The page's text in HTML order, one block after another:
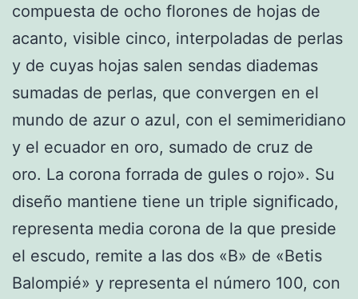
compuesta de ocho florones de hojas de
acanto, visible cinco, interpoladas de perlas
y de cuyas hojas salen sendas diademas
sumadas de perlas, que convergen en el
mundo de azur o azul, con el semimeridiano
y el ecuador en oro, sumado de cruz de
oro. La corona forrada de gules o rojo». Su
diseño mantiene tiene un triple significado,
representa media corona de la que preside
el escudo, remite a las dos «B» de «Betis
Balompié» y representa el número 100, con